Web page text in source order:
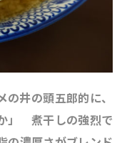
井の頭五郎的に、
」 煮干しの強烈で